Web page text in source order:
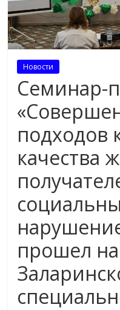
Новости
Семинар-
качества
прошел